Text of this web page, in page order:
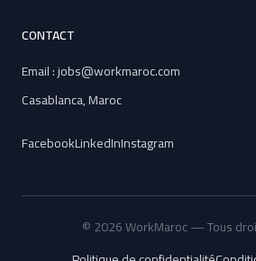
CONTACT
Email : jobs@workmaroc.com
Casablanca, Maroc
FacebookLinkedInInstagram
© 2026 WorkMaroc — Tous